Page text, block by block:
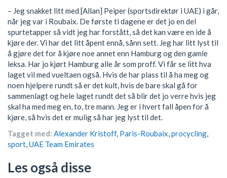
– Jeg snakket litt med [Allan] Peiper (sportsdirektør i UAE) i går,
når jeg var i Roubaix. De første ti dagene er det jo en del
spurtetapper så vidt jeg har forstått, så det kan være en ide å
kjøre der. Vi har det litt åpent ennå, sånn sett. Jeg har litt lyst til
å gjøre det for å kjøre noe annet enn Hamburg og den gamle
leksa. Har jo kjørt Hamburg alle år som proff. Vi får se litt hva
laget vil med vueltaen også. Hvis de har plass til å ha meg og
noen hjelpere rundt så er det kult, hvis de bare skal gå for
sammenlagt og hele laget rundt det så blir det jo verre hvis jeg
skal ha med meg en, to, tre mann. Jeg er i hvert fall åpen for å
kjøre, så hvis det er mulig så har jeg lyst til det.
Tagget med: Alexander Kristoff, Paris-Roubaix procycling
sport UAE Team Emirates
Les også disse